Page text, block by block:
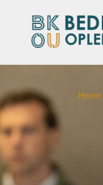
Home